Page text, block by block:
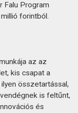
Falu Program
forintból.
az az
kis csapat a
összetartással,
is feltűnt,
és